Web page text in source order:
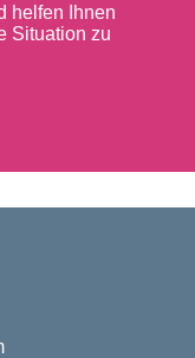
helfen Ihnen
Situation zu